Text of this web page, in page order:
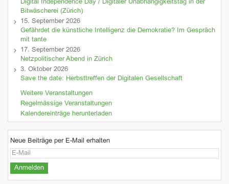
Digital Independence Day / Digitaler Unabhängigkeitstag in der
Bitwäscherei (Zürich)
15. September 2026
Gefährdet die künstliche Intelligenz die Demokratie? Im Gespräch
mit tante
17. September 2026
Netzpolitischer Abend in Zürich
3. Oktober 2026
Save the date: Herbsttreffen der Digitalen Gesellschaft
Weitere Veranstaltungen
Regelmässige Veranstaltungen
Kalendereinträge herunterladen
Neue Beiträge per E-Mail erhalten